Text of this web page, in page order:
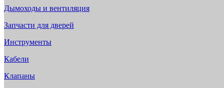
Дымоходы и вентиляция
Запчасти для дверей
Инструменты
Кабели
Клапаны